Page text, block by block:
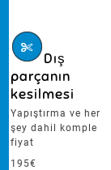
Dış
parçanın
kesilmesi
Yapıştırma ve her
şey dahil komple
fiyat
195€